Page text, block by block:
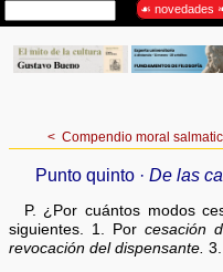
< Compendio moral
Punto quinto · De las
P. ¿Por cuántos modos
siguientes. 1. Porcesación
revocación del dispensante.